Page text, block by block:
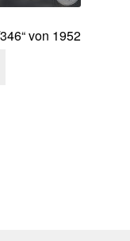
von 1952